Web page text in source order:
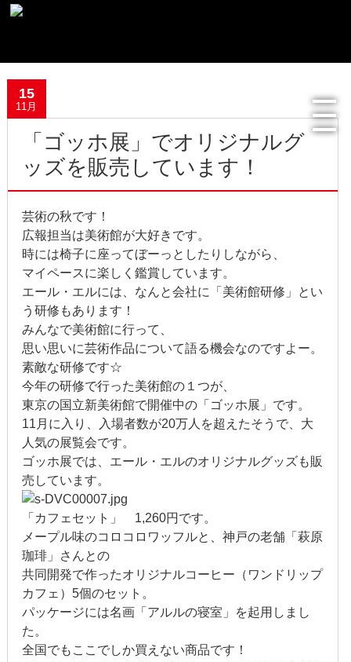
メディア掲載情報
フリーペーパー使用食器紹介
R.Lオフィシャルサイト
過去の記事
2022年4月
2021年12月
2021年4月
2020年11月
2020年8月
2020年4月
2020年3月
15
11月
「ゴッホ展」でオリジナルグ
ッズを販売しています！
芸術の秋です！
広報担当は美術館が大好きです。
時には椅子に座ってぼーっとしたりしながら、
マイペースに楽しく鑑賞しています。
エール・エルには、なんと会社に「美術館研修」とい
う研修もあります！
みんなで美術館に行って、
思い思いに芸術作品について語る機会なのですよー。
素敵な研修です☆
今年の研修で行った美術館の１つが、
東京の国立新美術館で開催中の「ゴッホ展」です。
11月に入り、入場者数が20万人を超えたそうで、大
人気の展覧会です。
ゴッホ展では、エール・エルのオリジナルグッズも販
売しています。
「カフェセット」 1,260円です。
メープル味のコロコロワッフルと、神戸の老舗「萩原
珈琲」さんとの
共同開発で作ったオリジナルコーヒー（ワンドリップ
カフェ）5個のセット。
パッケージには名画「アルルの寝室」を起用しまし
た。
全国でもここでしか買えない商品です！